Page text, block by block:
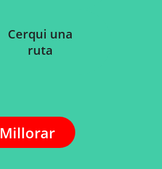
Cerqui una
ruta
Millorar